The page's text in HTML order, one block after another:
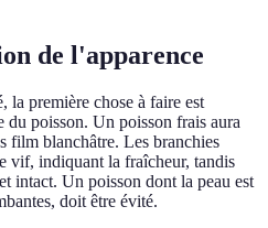
de l'apparence
la première chose à faire est
du poisson. Un poisson frais aura
film blanchâtre. Les branchies
vif, indiquant la fraîcheur, tandis
intact. Un poisson dont la peau est
doit être évité.